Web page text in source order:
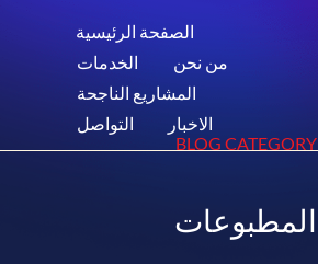
الصفحة الرئيسية
من نحن
الخدمات
المشاريع الناجحة
الاخبار
التواصل
BLOG CATEGORY
المطبوعات